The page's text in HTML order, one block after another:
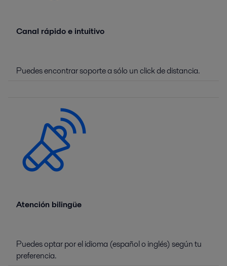
Canal rápido e intuitivo
Puedes encontrar soporte a sólo un click de distancia.
Atención bilingüe
Puedes optar por el idioma (español o inglés) según tu
preferencia.